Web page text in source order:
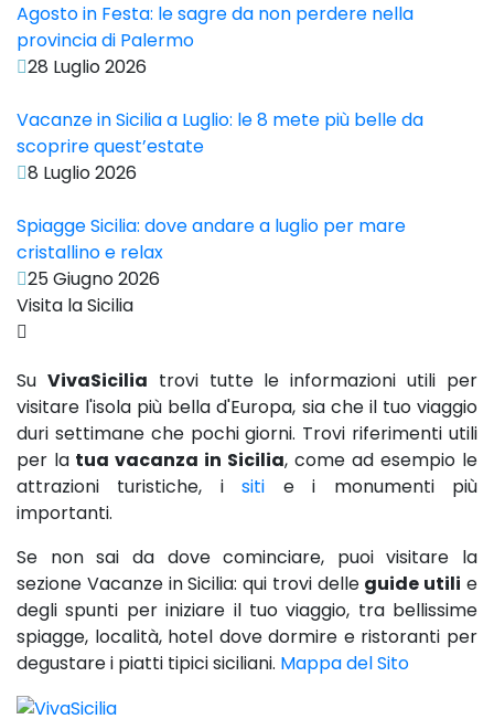
Agosto in Festa: le sagre da non perdere nella
provincia di Palermo
28 Luglio 2026
Vacanze in Sicilia a Luglio: le 8 mete più belle da
scoprire quest’estate
8 Luglio 2026
Spiagge Sicilia: dove andare a luglio per mare
cristallino e relax
25 Giugno 2026
Visita la Sicilia
Su VivaSicilia trovi tutte le informazioni utili per
visitare l'isola più bella d'Europa, sia che il tuo viaggio
duri settimane che pochi giorni. Trovi riferimenti utili
per la tua vacanza in Sicilia, come ad esempio le
attrazioni turistiche, isiti e i monumenti più
importanti.
Se non sai da dove cominciare, puoi visitare la
sezione Vacanze in Sicilia: qui trovi delle guide utili e
degli spunti per iniziare il tuo viaggio, tra bellissime
spiagge, località, hotel dove dormire e ristoranti per
degustare i piatti tipici siciliani. Mappa del Sito